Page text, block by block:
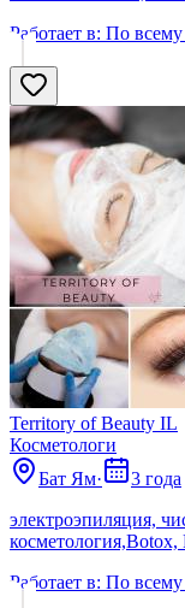
Работает в: По
Territory of Beauty IL
Косметологи
Бат Ям·
3 года
электроэпиляция,
косметология,Botox,
Работает в: По